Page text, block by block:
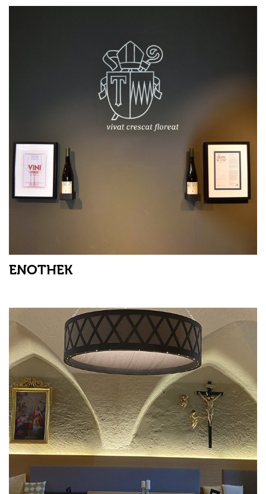
ENOTHEK